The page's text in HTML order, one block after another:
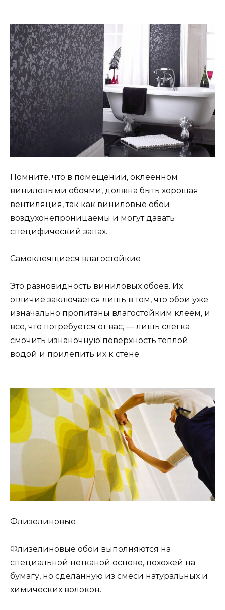
Помните, что в помещении, оклеенном
виниловыми обоями, должна быть хорошая
вентиляция, так как виниловые обои
воздухонепроницаемы и могут давать
специфический запах.
Самоклеящиеся влагостойкие
Это разновидность виниловых обоев. Их
отличие заключается лишь в том, что обои уже
изначально пропитаны влагостойким клеем, и
все, что потребуется от вас, — лишь слегка
смочить изнаночную поверхность теплой
водой и прилепить их к стене.
Флизелиновые
Флизелиновые обои выполняются на
специальной нетканой основе, похожей на
бумагу, но сделанную из смеси натуральных и
химических волокон.